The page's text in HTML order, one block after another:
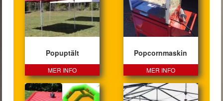
Popuptält
MER INFO
Popcornmaskin
MER INFO